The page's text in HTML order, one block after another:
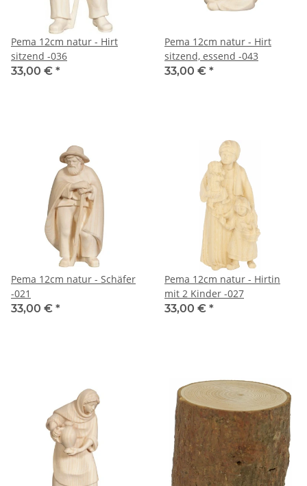
Pema 12cm natur - Hirt
sitzend -036
33,00 € *
Pema 12cm natur - Hirt
sitzend, essend -043
33,00 € *
Pema 12cm natur - Schäfer
-021
33,00 € *
Pema 12cm natur - Hirtin
mit 2 Kinder -027
33,00 € *